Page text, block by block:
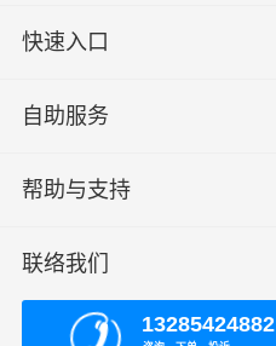
快速入口
自助服务
帮助与支持
联络我们
13285424882